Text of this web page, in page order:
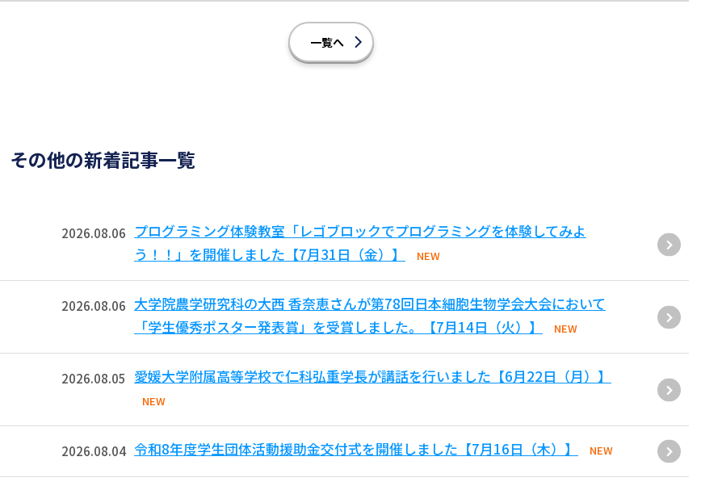
一覧へ
その他の新着記事一覧
2026.08.06
プログラミング体験教室「レゴブロックでプログラミングを体験してみよ
う！！」を開催しました【7月31日（金）】
NEW
2026.08.06 大学院農学研究科の大西 香奈恵さんが第78回日本細胞生物学会大会において
「学生優秀ポスター発表賞」を受賞しました。【7月14日（火）】
NEW
2026.08.05 愛媛大学附属高等学校で仁科弘重学長が講話を行いました【6月22日（月）】
NEW
2026.08.04 令和8年度学生団体活動援助金交付式を開催しました【7月16日（木）】 NEW